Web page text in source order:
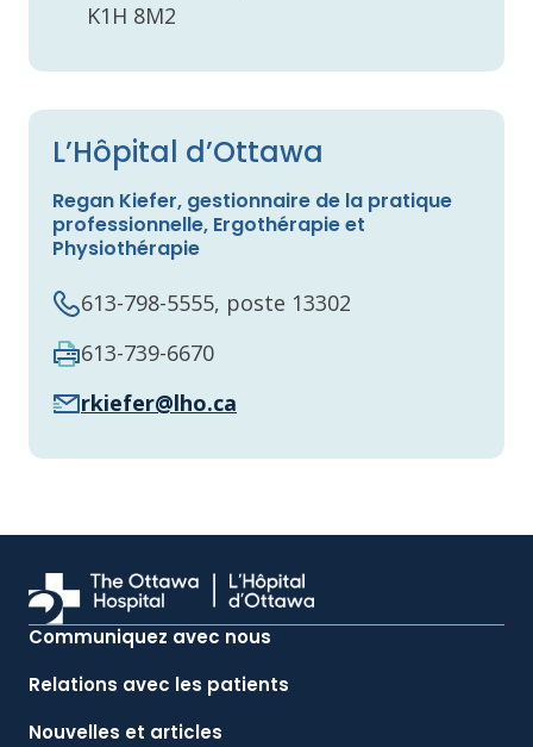
K1H 8M2
L’Hôpital d’Ottawa
Regan Kiefer, gestionnaire de la pratique
professionnelle, Ergothérapie et
Physiothérapie
613-798-5555, poste 13302
613-739-6670
rkiefer@lho.ca
Communiquez avec nous
Relations avec les patients
Nouvelles et articles